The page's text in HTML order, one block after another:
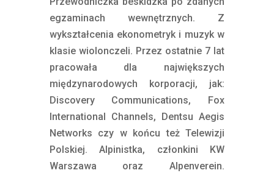
egzaminach wewnętrznych. Z
wykształcenia ekonometryk i muzyk w
klasie wiolonczeli. Przez ostatnie 7 lat
pracowała dla największych
międzynarodowych korporacji, jak:
Discovery Communications, Fox
International Channels, Dentsu Aegis
Networks czy w końcu też Telewizji
Polskiej. Alpinistka, członkini KW
Warszawa oraz Alpenverein.